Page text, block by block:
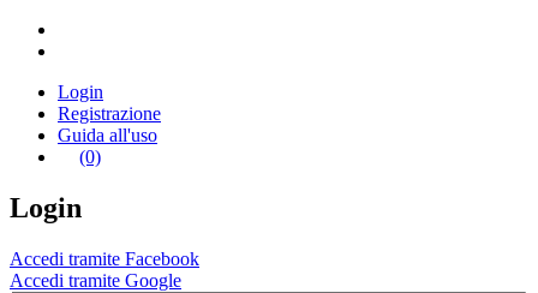
Login
Registrazione
Guida all'uso
(0)
Login
Accedi tramite Facebook
Accedi tramite Google